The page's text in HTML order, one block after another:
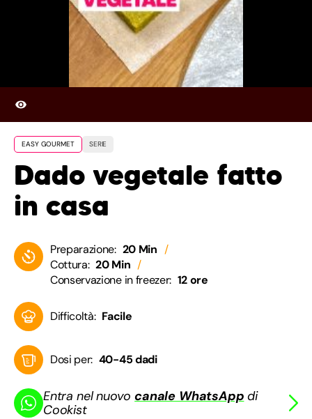
EASY GOURMET SERIE
Dado vegetale fatto
in casa
Preparazione: 20 Min
Cottura: 20 Min
Conservazione in freezer: 12 ore
Difficoltà: Facile
Dosi per: 40-45 dadi
Entra nel nuovocanale WhatsApp di
Cookist